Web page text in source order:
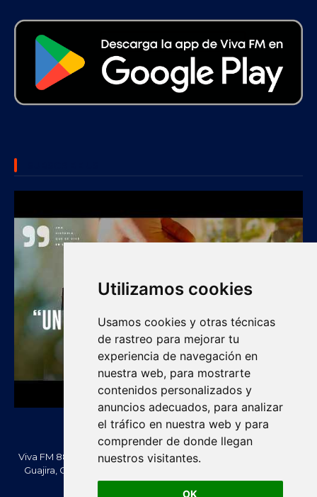
Utilizamos cookies
Usamos cookies y otras técnicas
de rastreo para mejorar tu
experiencia de navegación en
nuestra web, para mostrarte
contenidos personalizados y
anuncios adecuados, para analizar
el tráfico en nuestra web y para
comprender de donde llegan
nuestros visitantes.
OK
Viva FM 88.2 FM es una emisora comunitaria de Villanueva, La
Guajira, Colombia. Información, noticias, cultura, vallenato y
actualidad regional.